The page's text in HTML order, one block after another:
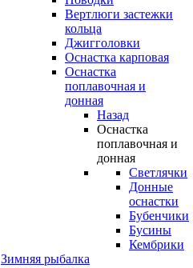
Вертлюги застежки
кольца
Джигголовки
Оснастка карповая
Оснастка
поплавочная и
донная
Назад
Оснастка
поплавочная и
донная
Светлячки
Донные
оснастки
Бубенчики
Бусины
Кембрики
Зимняя рыбалка